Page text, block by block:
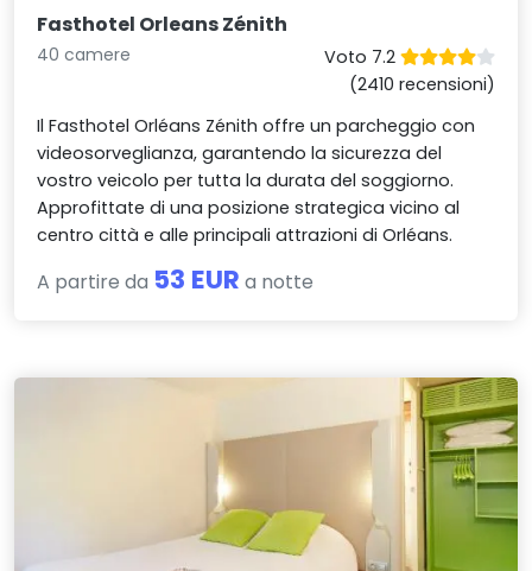
Fasthotel Orleans Zénith
40 camere
Voto 7.2
(2410 recensioni)
Il Fasthotel Orléans Zénith offre un parcheggio con
videosorveglianza, garantendo la sicurezza del
vostro veicolo per tutta la durata del soggiorno.
Approfittate di una posizione strategica vicino al
centro città e alle principali attrazioni di Orléans.
A partire da 53 EUR a notte